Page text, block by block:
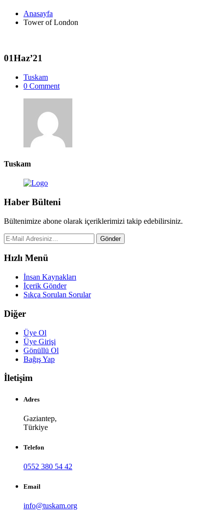
Anasayfa
Tower of London
01Haz’21
Tuskam
0 Comment
Tuskam
Haber Bülteni
Bültenimize abone olarak içeriklerimizi takip edebilirsiniz.
Gönder
Hızlı Menü
İnsan Kaynakları
İçerik Gönder
Sıkça Sorulan Sorular
Diğer
Üye Ol
Üye Girişi
Gönüllü Ol
Bağış Yap
İletişim
Adres
Gaziantep,
Türkiye
Telefon
0552 380 54 42
Email
info@tuskam.org